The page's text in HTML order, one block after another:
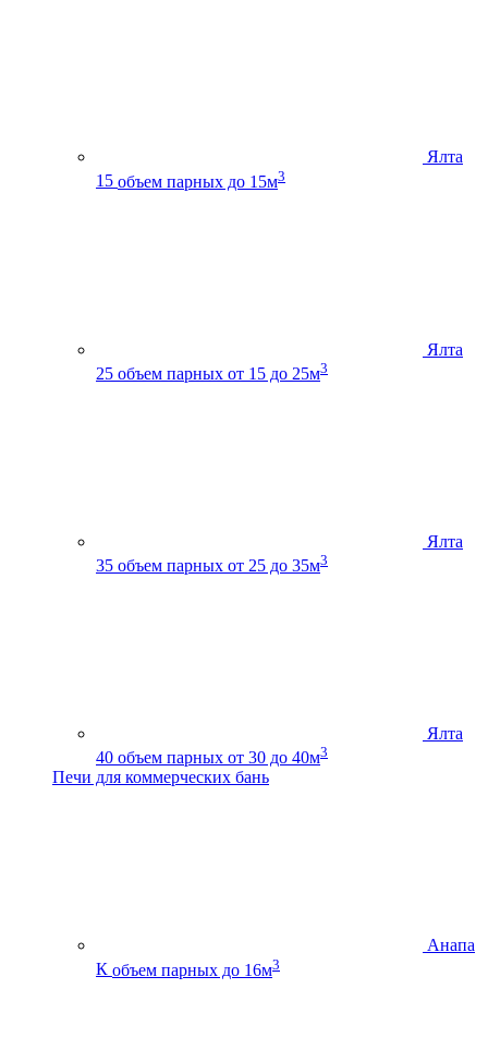
Ялта
15 объем парных до 15м3
Ялта
25 объем парных от 15 до 25м3
Ялта
35 объем парных от 25 до 35м3
Ялта
40 объем парных от 30 до 40м3
Печи для коммерческих бань
Анапа
К объем парных до 16м3